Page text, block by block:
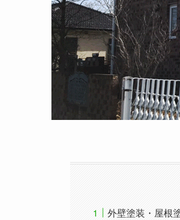
外壁塗装・屋根